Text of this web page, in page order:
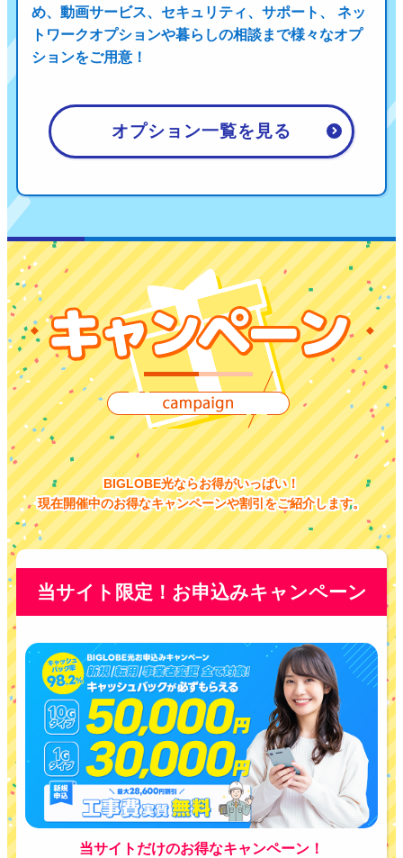
め、 動画サービス、セキュリティ、サポート、 ネッ
トワークオプションや暮らしの相談まで様々なオプ
ションをご用意！
オプション一覧を見る
BIGLOBE光ならお得がいっぱい！
現在開催中のお得なキャンペーンや割引をご紹介します。
当サイト限定！お申込みキャンペーン
当サイトだけのお得なキャンペーン！